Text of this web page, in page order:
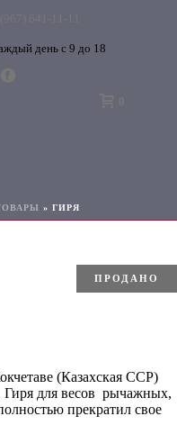
день с 9 до 18
» ГИРЯ
(Казахская ССР)
Гиря для весов рычажных,
прекратил свое
ПРОДАНО